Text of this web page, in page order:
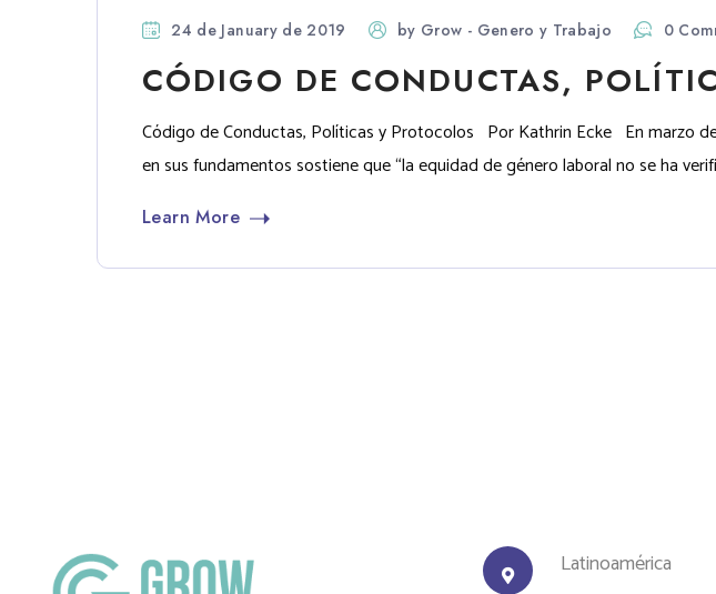
24 de January de 2019 by Grow - Genero y Trabajo 0
CÓDIGO DE CONDUCTAS,
Código de Conductas, Políticas y Protocolos Por Kathrin Ecke En marzo
en sus fundamentos sostiene que “la equidad de género laboral no se ha
Learn More
Latinoamérica